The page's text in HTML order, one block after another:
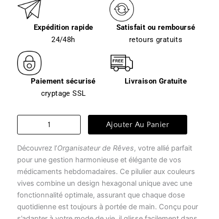
Expédition rapide
24/48h
Satisfait ou remboursé
retours gratuits
Paiement sécurisé
cryptage SSL
Livraison Gratuite
quantité
hebdomadaire
de
pilules
organisateur
de
rêves
Ajouter Au Panier
Découvrez l’Organisateur de Rêves, votre allié parfait
pour une gestion harmonieuse et élégante de vos
médicaments hebdomadaires. Ce pilulier aux couleurs
vives combine un design hexagonal unique avec une
fonctionnalité optimale, assurant que chaque dose
quotidienne est toujours à portée de main. Conçu pour